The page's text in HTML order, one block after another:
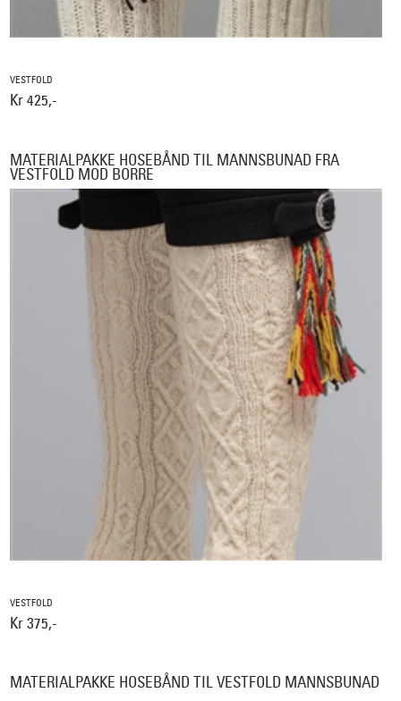
VESTFOLD
Kr 425,-
MATERIALPAKKE HOSEBÅND TIL MANNSBUNAD FRA
VESTFOLD MOD BORRE
VESTFOLD
Kr 375,-
MATERIALPAKKE HOSEBÅND TIL VESTFOLD MANNSBUNAD